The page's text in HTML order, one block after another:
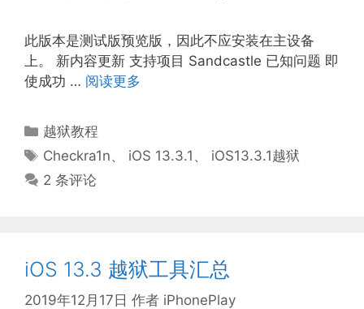
此版本是测试版预览版，因此不应安装在主设备
上。 新内容更新 支持项目 Sandcastle 已知问题 即
使成功 … 阅读更多
分
类
越狱教程
标
签
Checkra1n、 iOS 13.3.1 、 iOS13.3.1越狱
2 条评论
iOS 13.3 越狱工具汇总
2019年12月17日 作者 iPhonePlay